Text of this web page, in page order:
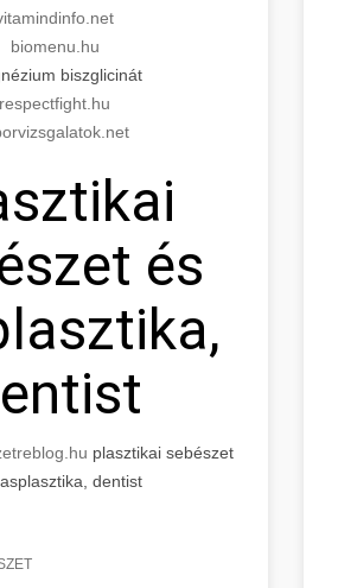
biomenu.hu
biszglicinát
respectfight.hu
és
reblog.hu plasztikai sebészet
dentist